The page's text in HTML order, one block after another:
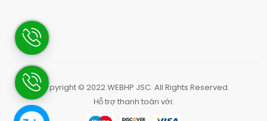
Copyright © 2022WEBHP JSC. All Rights Reserved.
Hỗ trợ thanh toán với: